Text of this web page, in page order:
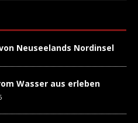
Neuseelands Nordinsel
Wasser aus erleben